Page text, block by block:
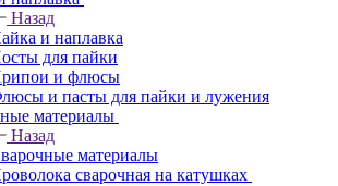
Назад
и наплавка
для пайки
и флюсы
и пасты для пайки и лужения
материалы
Назад
материалы
сварочная на катушках